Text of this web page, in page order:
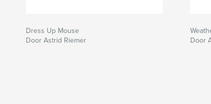
Dress Up Mouse
Door Astrid Riemer
Door